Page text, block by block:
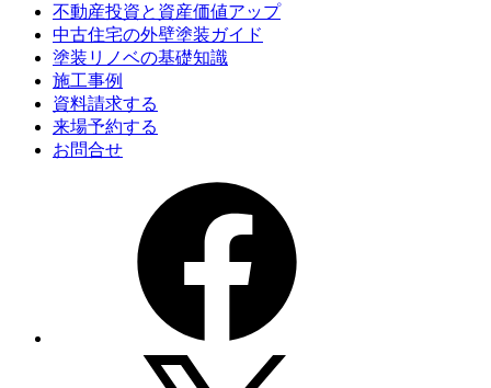
不動産投資と資産価値アップ
中古住宅の外壁塗装ガイド
塗装リノベの基礎知識
施工事例
資料請求する
来場予約する
お問合せ